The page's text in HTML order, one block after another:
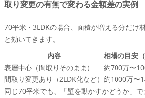
取り変更の有無で変わる金額差の実例
70平米・3LDKの場合、面積が増える分だけ
と効いてきます。
内容
相場の目安（
表層中心（間取りそのまま）
約700万〜
間取り変更あり（2LDK化など） 約1000万〜
同じ70平米でも、「壁を動かすかどうか」で